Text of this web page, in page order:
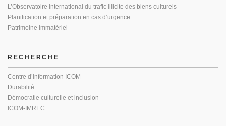
L’Observatoire international du trafic illicite des biens culturels
Planification et préparation en cas d’urgence
Patrimoine immatériel
RECHERCHE
Centre d’information ICOM
Durabilité
Démocratie culturelle et inclusion
ICOM-IMREC